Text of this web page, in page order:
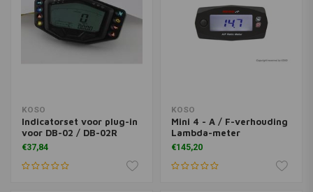
KOSO
Indicatorset voor plug-in
voor DB-02 / DB-02R
€37,84
KOSO
Mini 4 - A / F-verhouding
Lambda-meter
€145,20